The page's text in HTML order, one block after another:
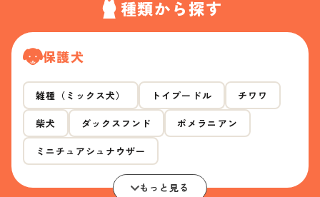
種類から探す
保護犬
雑種（ミックス犬） トイプードル チワワ
柴犬 ダックスフンド ポメラニアン
ミニチュアシュナウザー
もっと見る